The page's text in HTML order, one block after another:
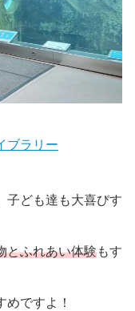
ブラリー
子ども達も大喜びす
とふれあい体験もす
ですよ！